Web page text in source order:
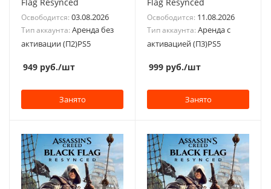
Flag Resynced
Освободится: 03.08.2026
Тип аккаунта: Аренда без
активации (П2)PS5
949 руб./шт
Занято
Flag Resynced
Освободится: 11.08.2026
Тип аккаунта: Аренда с
активацией (П3)PS5
999 руб./шт
Занято